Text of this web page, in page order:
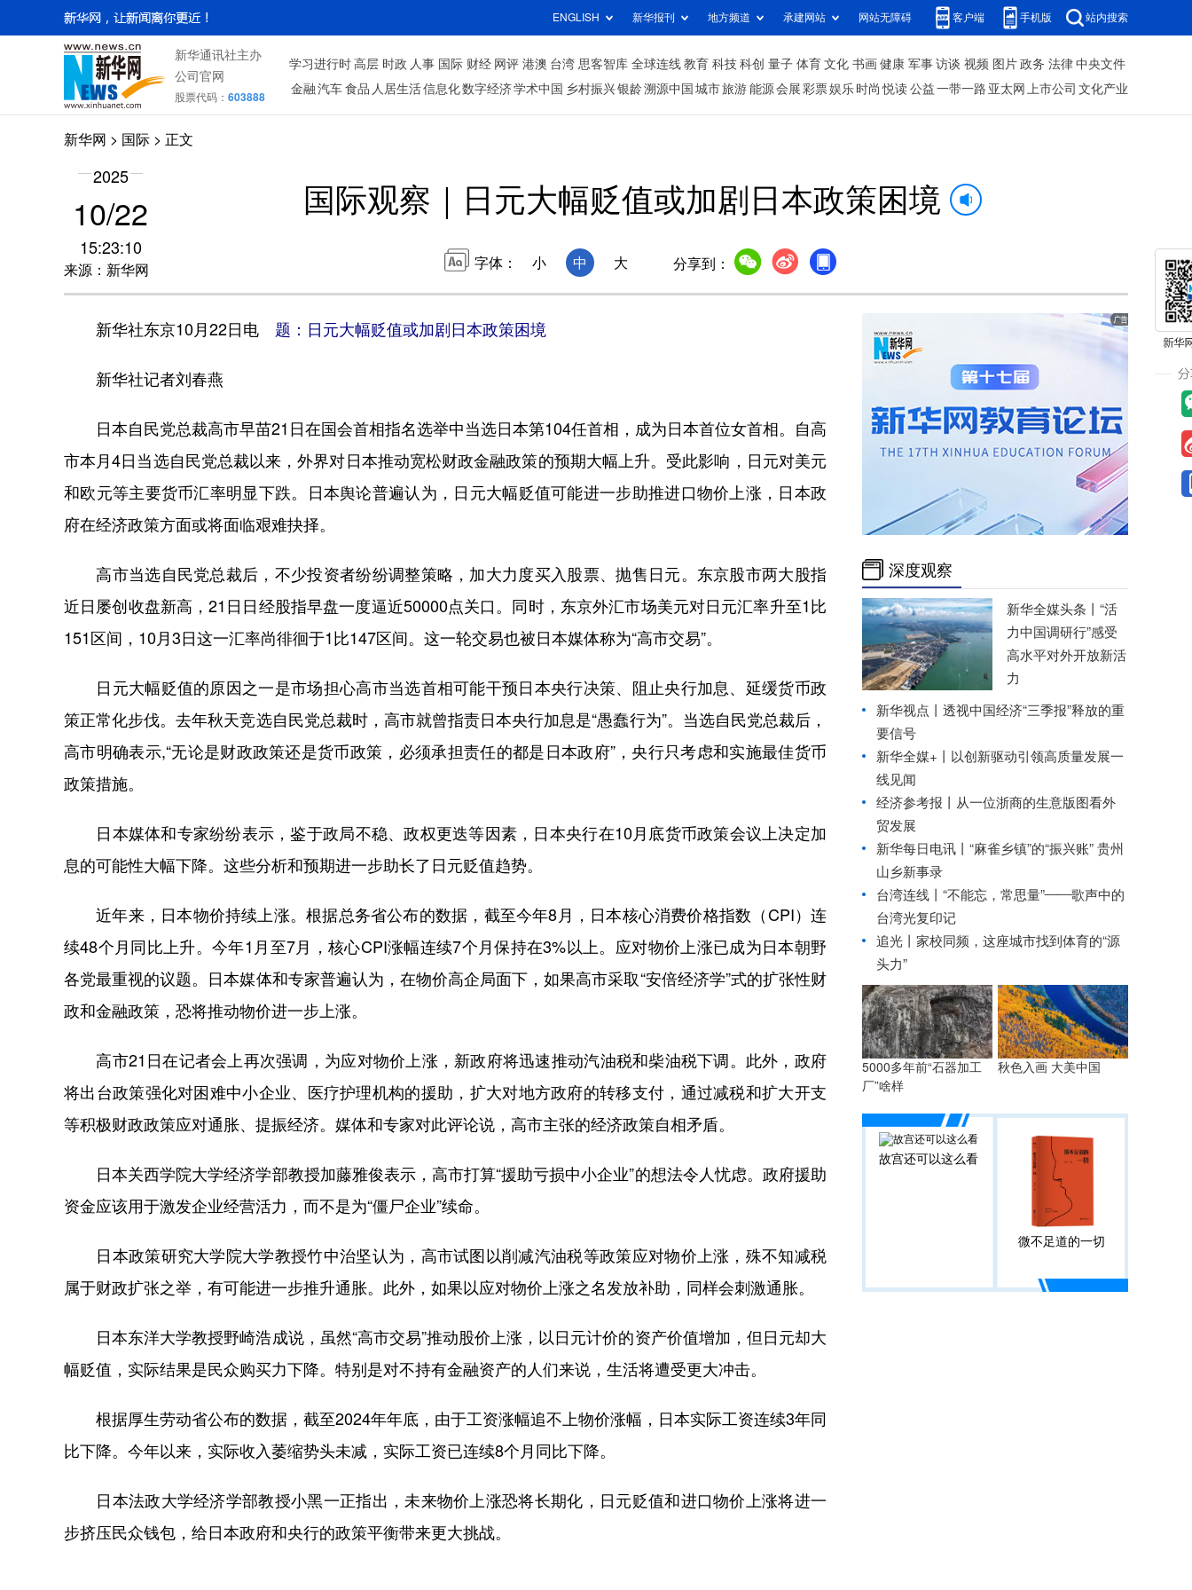
ENGLISH 新华报刊 地方频道 承建网站 网站无障碍 客户端 手机版 站内搜索
新华通讯社主办
公司官网
股票代码： 603888
学习进行时 高层 时政 人事 国际 财经 网评 港澳 台湾 思客智库 全球连线 教育 科技 科创 量子 体育 文化 书画 健康 军事 访谈 视频 图片 政务 法律 中央文件
金融 汽车 食品 人居生活信息化数字经济学术中国 乡村振兴银龄溯源中国 城市旅游 能源 会展 彩票娱乐 时尚 悦读 公益 一带一路 亚太网 上市公司 文化产业
新华网 > 国际 > 正文
2025
10/22
15:23:10
来源：新华网
国际观察｜日元大幅贬值或加剧日本政策困境
字体： 小 中 大 分享到：
新华社东京10月22日电 题：日元大幅贬值或加剧日本政策困境
新华社记者刘春燕
日本自民党总裁高市早苗21日在国会首相指名选举中当选日本第104任首相，成为日本首位女首相。自高
市本月4日当选自民党总裁以来，外界对日本推动宽松财政金融政策的预期大幅上升。受此影响，日元对美元
和欧元等主要货币汇率明显下跌。日本舆论普遍认为，日元大幅贬值可能进一步助推进口物价上涨，日本政
府在经济政策方面或将面临艰难抉择。
高市当选自民党总裁后，不少投资者纷纷调整策略，加大力度买入股票、抛售日元。东京股市两大股指
近日屡创收盘新高，21日日经股指早盘一度逼近50000点关口。同时，东京外汇市场美元对日元汇率升至1比
151区间，10月3日这一汇率尚徘徊于1比147区间。这一轮交易也被日本媒体称为“高市交易”。
日元大幅贬值的原因之一是市场担心高市当选首相可能干预日本央行决策、阻止央行加息、延缓货币政
策正常化步伐。去年秋天竞选自民党总裁时，高市就曾指责日本央行加息是“愚蠢行为”。当选自民党总裁后，
高市明确表示,“无论是财政政策还是货币政策，必须承担责任的都是日本政府”，央行只考虑和实施最佳货币
政策措施。
日本媒体和专家纷纷表示，鉴于政局不稳、政权更迭等因素，日本央行在10月底货币政策会议上决定加
息的可能性大幅下降。这些分析和预期进一步助长了日元贬值趋势。
近年来，日本物价持续上涨。根据总务省公布的数据，截至今年8月，日本核心消费价格指数（CPI）连
续48个月同比上升。今年1月至7月，核心CPI涨幅连续7个月保持在3%以上。应对物价上涨已成为日本朝野
各党最重视的议题。日本媒体和专家普遍认为，在物价高企局面下，如果高市采取“安倍经济学”式的扩张性财
政和金融政策，恐将推动物价进一步上涨。
高市21日在记者会上再次强调，为应对物价上涨，新政府将迅速推动汽油税和柴油税下调。此外，政府
将出台政策强化对困难中小企业、医疗护理机构的援助，扩大对地方政府的转移支付，通过减税和扩大开支
等积极财政政策应对通胀、提振经济。媒体和专家对此评论说，高市主张的经济政策自相矛盾。
日本关西学院大学经济学部教授加藤雅俊表示，高市打算“援助亏损中小企业”的想法令人忧虑。政府援助
资金应该用于激发企业经营活力，而不是为“僵尸企业”续命。
日本政策研究大学院大学教授竹中治坚认为，高市试图以削减汽油税等政策应对物价上涨，殊不知减税
属于财政扩张之举，有可能进一步推升通胀。此外，如果以应对物价上涨之名发放补助，同样会刺激通胀。
日本东洋大学教授野崎浩成说，虽然“高市交易”推动股价上涨，以日元计价的资产价值增加，但日元却大
幅贬值，实际结果是民众购买力下降。特别是对不持有金融资产的人们来说，生活将遭受更大冲击。
根据厚生劳动省公布的数据，截至2024年年底，由于工资涨幅追不上物价涨幅，日本实际工资连续3年同
比下降。今年以来，实际收入萎缩势头未减，实际工资已连续8个月同比下降。
日本法政大学经济学部教授小黑一正指出，未来物价上涨恐将长期化，日元贬值和进口物价上涨将进一
步挤压民众钱包，给日本政府和央行的政策平衡带来更大挑战。
深度观察
新华全媒头条丨 “活
力中国调研行”感受
高水平对外开放新活
力
新华视点丨 透视中国经济“三季报”释放的重
要信号
新华全媒+丨
以创新驱动引领高质量发展一
线见闻
经济参考报丨
从一位浙商的生意版图看外
贸发展
新华每日电讯丨 “麻雀乡镇”的“振兴账” 贵州
山乡新事录
台湾连线丨 “不能忘，常思量”——歌声中的
台湾光复印记
追光丨 家校同频，这座城市找到体育的“源
头力”
5000多年前“石器加工
厂”啥样
秋色入画 大美中国
故宫还可以这么看
微不足道的一切